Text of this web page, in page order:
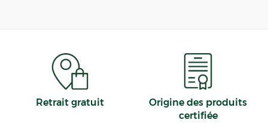
Retrait gratuit
Origine des produits
certifiée